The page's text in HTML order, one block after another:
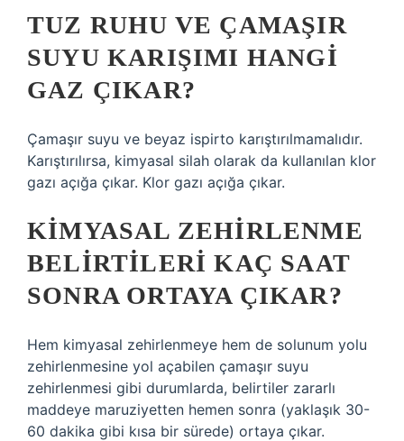
TUZ RUHU VE ÇAMAŞIR
SUYU KARIŞIMI HANGI
GAZ ÇIKAR?
Çamaşır suyu ve beyaz ispirto karıştırılmamalıdır.
Karıştırılırsa, kimyasal silah olarak da kullanılan klor
gazı açığa çıkar. Klor gazı açığa çıkar.
KIMYASAL ZEHIRLENME
BELIRTILERI KAÇ SAAT
SONRA ORTAYA ÇIKAR?
Hem kimyasal zehirlenmeye hem de solunum yolu
zehirlenmesine yol açabilen çamaşır suyu
zehirlenmesi gibi durumlarda, belirtiler zararlı
maddeye maruziyetten hemen sonra (yaklaşık 30-
60 dakika gibi kısa bir sürede) ortaya çıkar.